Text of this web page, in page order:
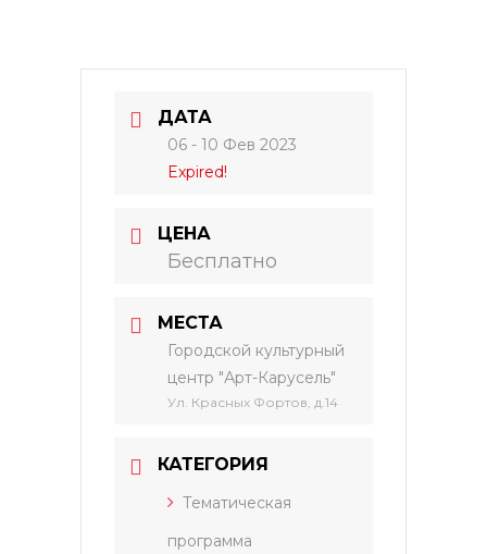
ДАТА
06 - 10 Фев 2023
Expired!
ЦЕНА
Бесплатно
МЕСТА
Городской культурный
центр "Арт-Карусель"
Ул. Красных Фортов, д.14
КАТЕГОРИЯ
Тематическая
программа